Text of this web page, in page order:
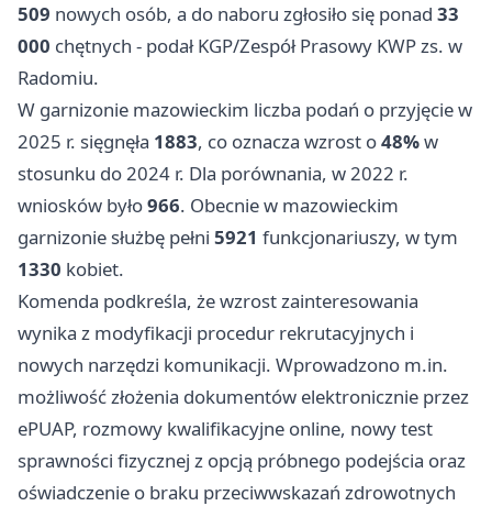
509 nowych osób, a do naboru zgłosiło się ponad 33
000 chętnych - podał KGP/Zespół Prasowy KWP zs. w
Radomiu.
W garnizonie mazowieckim liczba podań o przyjęcie w
2025 r. sięgnęła 1883, co oznacza wzrost o48%w
stosunku do 2024 r. Dla porównania, w 2022 r.
wniosków było966. Obecnie w mazowieckim
garnizonie służbę pełni 5921 funkcjonariuszy, w tym
1330 kobiet.
Komenda podkreśla, że wzrost zainteresowania
wynika z modyfikacji procedur rekrutacyjnych i
nowych narzędzi komunikacji. Wprowadzono m.in.
możliwość złożenia dokumentów elektronicznie przez
ePUAP, rozmowy kwalifikacyjne online, nowy test
sprawności fizycznej z opcją próbnego podejścia oraz
oświadczenie o braku przeciwwskazań zdrowotnych